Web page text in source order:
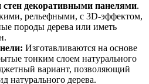
стен декоративными панелями.
рельефными, с 3D-эффектом,
породы дерева или иметь
Изготавливаются на основе
тонким слоем натурального
вариант, позволяющий
натурального дерева.